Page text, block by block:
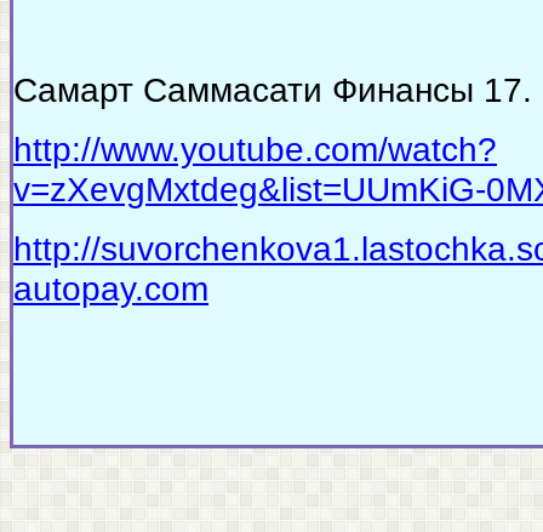
Самарт Саммасати Финансы 17.
http://www.youtube.com/watch?
v=zXevgMxtdeg&list=UUmKiG-
http://
autopay.com